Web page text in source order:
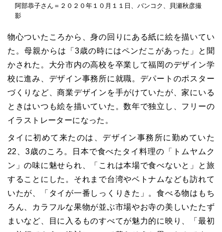
阿部恭子さん＝２０２０年１０月１１日、バンコク、貝瀬秋彦撮
影
物心ついたころから、身の回りにある紙に絵を描いてい
た。母親からは「3歳の時にはペンだこがあった」と聞
かされた。大分市内の高校を卒業して福岡のデザイン学
校に進み、デザイン事務所に就職。デパートのポスター
づくりなど、商業デザインを手がけていたが、家にいる
ときはいつも絵を描いていた。数年で独立し、フリーの
イラストレーターになった。
タイに初めて来たのは、デザイン事務所に勤めていた
22、3歳のころ。日本で食べたタイ料理の「トムヤムク
ン」の味に魅せられ、「これは本場で食べないと」と旅
することにした。それまで台湾やベトナムなども訪れて
いたが、「タイが一番しっくりきた」。食べる物はもち
ろん、カラフルな果物が並ぶ市場やお寺の美しいたたず
まいなど、目に入るものすべてが魅力的に映り、「最初